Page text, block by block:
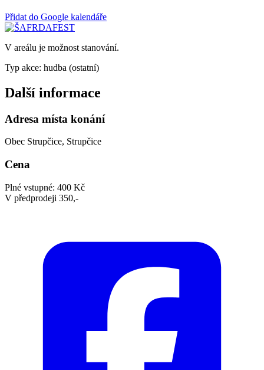
Přidat do Google kalendáře
V areálu je možnost stanování.
Typ akce: hudba (ostatní)
Další informace
Adresa místa konání
Obec Strupčice, Strupčice
Cena
Plné vstupné: 400 Kč
V předprodeji 350,-